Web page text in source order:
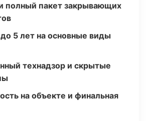
полный пакет закрывающих
до 5 лет на основные виды
технадзор и скрытые
на объекте и финальная